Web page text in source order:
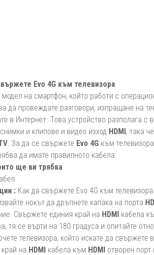
Evo 4G към телевизора
модел на смартфон, който работи с
да провеждате разговори, изпращане на
в Интернет. Това устройство разполага с
и клипове и видео изход HDMI, така
. За да се свържете Evo 4G към
да имате правилното кабела.
ще ви трябва
: Как да свържете Evo 4G към телевизора
нокът да дръпнете капака на порта
Свържете единия край на HDMI кабела
тя се върти на 180 градуса и опитайте
телевизора, който искате да свържете
на HDMI кабела към HDMI отворен